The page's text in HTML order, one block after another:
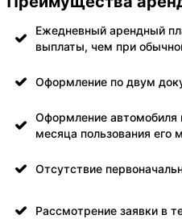
Ежедневный арендный
выплаты, чем при
Оформление по двум
Оформление автомобиля
месяца пользования его
Отсутствие
Рассмотрение заявки в